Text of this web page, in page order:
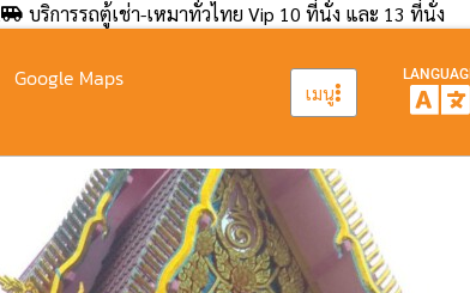
บริการรถตู้เช่า-เหมาทั่วไทย Vip 10 ที่นั่ง และ 13 ที่นั่ง
Google Maps
เมนู